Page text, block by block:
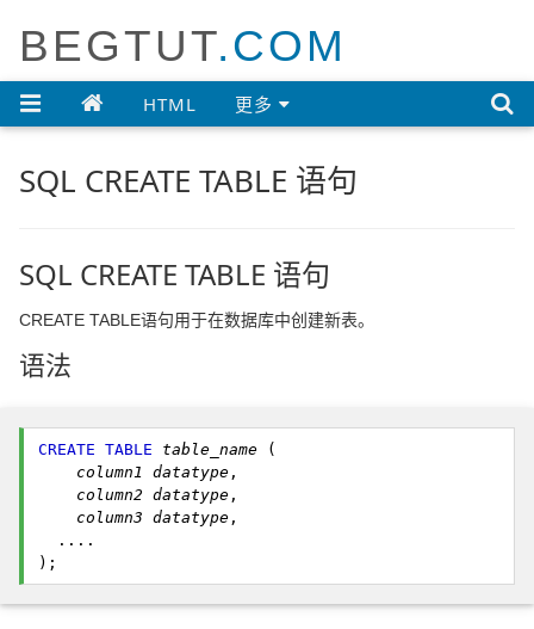
BEGTUT.COM
HTML 更多 
SQL CREATE TABLE 语句
SQL CREATE TABLE 语句
CREATE TABLE语句用于在数据库中创建新表。
语法
CREATE TABLE table_name
column1 datatype
column2 datatype
column3 datatype ,
....
);